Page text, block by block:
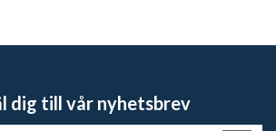
dig till vår nyhetsbrev